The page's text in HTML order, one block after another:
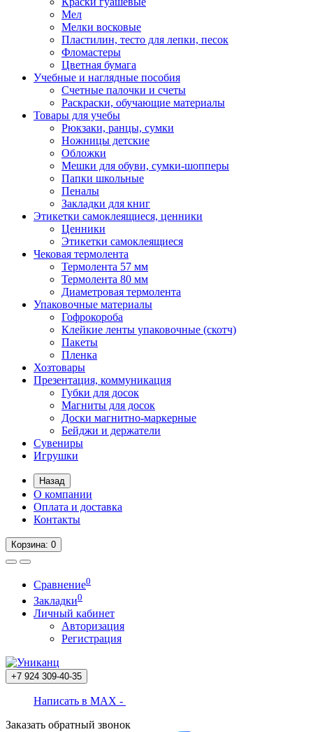
Мел
Мелки восковые
Пластилин, тесто для лепки, песок
Фломастеры
Цветная бумага
Учебные и наглядные пособия
Счетные палочки и счеты
Раскраски, обучающие материалы
Товары для учебы
Рюкзаки, ранцы, сумки
Ножницы детские
Обложки
Мешки для обуви, сумки-шопперы
Папки школьные
Пеналы
Закладки для книг
Этикетки самоклеящиеся, ценники
Ценники
Этикетки самоклеящиеся
Чековая термолента
Термолента 57 мм
Термолента 80 мм
Диаметровая термолента
Упаковочные материалы
Гофрокороба
Клейкие ленты упаковочные (скотч)
Пакеты
Пленка
Хозтовары
Презентация, коммуникация
Губки для досок
Магниты для досок
Доски магнитно-маркерные
Бейджи и держатели
Сувениры
Игрушки
Назад
О компании
Оплата и доставка
Контакты
Корзина: 0
Сравнение0
Закладки0
Личный кабинет
Авторизация
Регистрация
+7 924 309-40-35
Написать в MAX -
Заказать обратный звонок